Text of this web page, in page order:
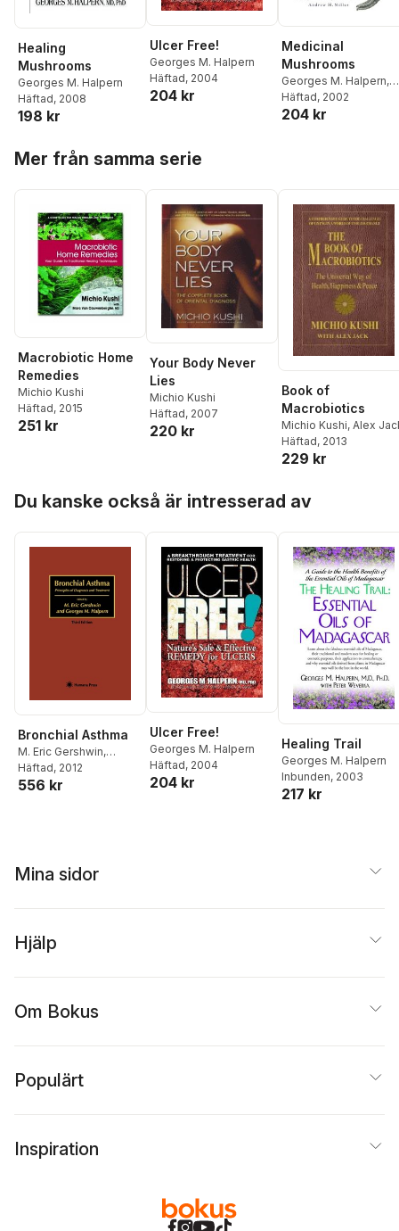
Healing
Mushrooms
Georges M. Halpern
Häftad, 2008
198 kr
Ulcer Free!
Georges M. Halpern
Häftad, 2004
204 kr
Medicinal
Mushrooms
Georges M. Halpern,
Andrew H. Miller
Häftad, 2002
204 kr
Mer från samma serie
Macrobiotic Home
Remedies
Michio Kushi
Häftad, 2015
251 kr
Your Body Never
Lies
Michio Kushi
Häftad, 2007
220 kr
Book of
Macrobiotics
Michio Kushi, Alex
Häftad, 2013
229 kr
Du kanske också är intresserad av
Bronchial Asthma
M. Eric Gershwin,
Georges M. Halpern
Häftad, 2012
556 kr
Ulcer Free!
Georges M. Halpern
Häftad, 2004
204 kr
Healing Trail
Georges M. Halpern
Inbunden, 2003
217 kr
Mina sidor
Hjälp
Om Bokus
Populärt
Inspiration